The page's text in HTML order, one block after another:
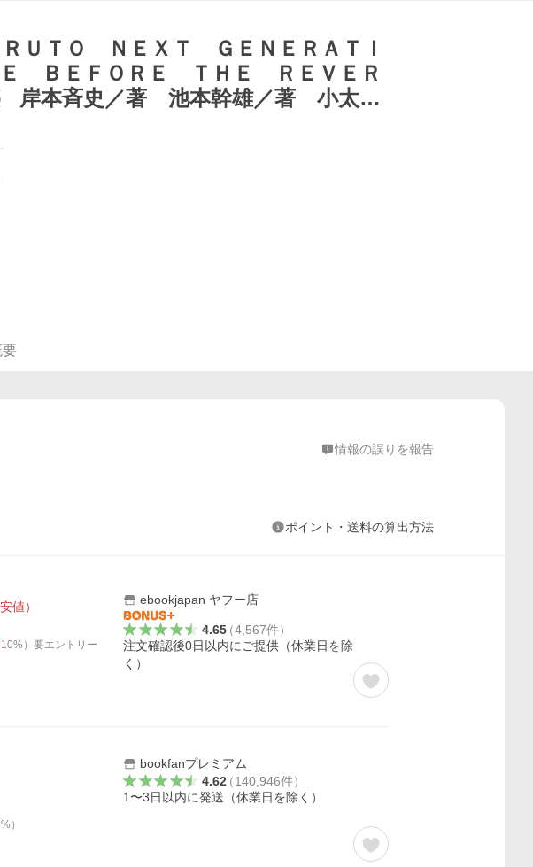
ＲＵＴＯ ＮＥＸＴ ＧＥＮＥＲＡＴＩ
Ｅ ＢＥＦＯＲＥ ＴＨＥ ＲＥＶＥＲ
岸本斉史／著 池本幹雄／著 小太刀
クス
情報の誤りを報告
ポイント・送料の算出方法
値）
10%） 要エントリー
ebookjapan ヤフー店
4.65（4,567件）
注文確認後0日以内にご提供（休業日を除
く）
%）
bookfanプレミアム
4.62（140,946件）
1〜3日以内に発送（休業日を除く）